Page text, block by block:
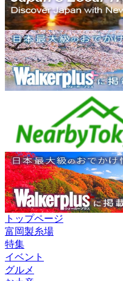
トップページ
富岡製糸場
特集
イベント
グルメ